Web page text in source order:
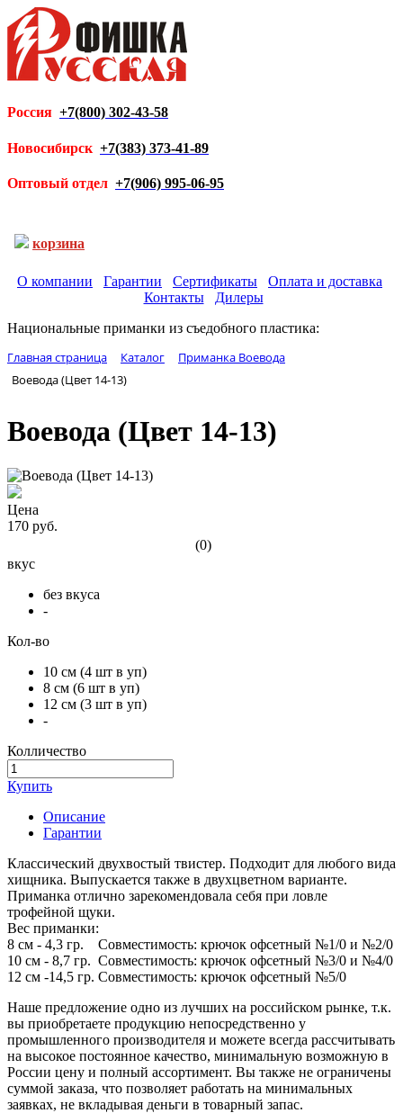
Россия +7(800) 302-43-58
Новосибирск +7(383) 373-41-89
Оптовый отдел +7(906) 995-06-95
корзина
О компании Гарантии Сертификаты
Оплата и доставка
Контакты
Дилеры
Национальные приманки из съедобного пластика:
Главная страница Каталог
Приманка Воевода
Воевода (Цвет 14-13)
Воевода (Цвет 14-13)
Цена
170 руб.
(0)
вкус
без вкуса
-
Кол-во
10 см (4 шт в уп)
8 см (6 шт в уп)
12 см (3 шт в уп)
-
Колличество
Купить
Описание
Гарантии
Классический двухвостый твистер. Подходит для любого вида
хищника. Выпускается также в двухцветном варианте.
Приманка отлично зарекомендовала себя при ловле
трофейной щуки.
Вес приманки:
8 см - 4,3 гр. Совместимость: крючок офсетный №1/0 и №2/0
10 см - 8,7 гр. Совместимость: крючок офсетный №3/0 и №4/0
12 см -14,5 гр. Совместимость: крючок офсетный №5/0
Наше предложение одно из лучших на российском рынке, т.к.
вы приобретаете продукцию непосредственно у
промышленного производителя и можете всегда рассчитывать
на высокое постоянное качество, минимальную возможную в
России цену и полный ассортимент. Вы также не ограничены
суммой заказа, что позволяет работать на минимальных
заявках, не вкладывая деньги в товарный запас.